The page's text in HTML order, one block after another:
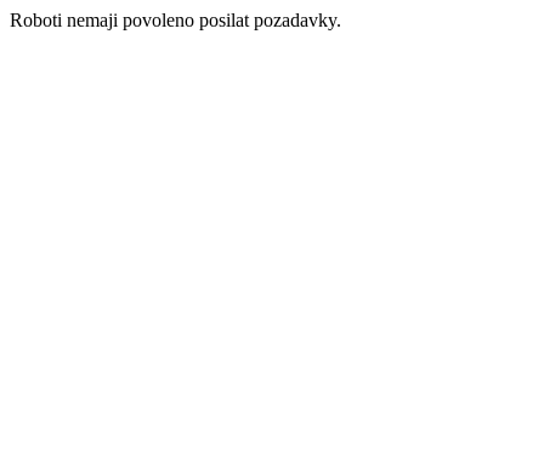
Roboti nemaji povoleno posilat pozadavky.